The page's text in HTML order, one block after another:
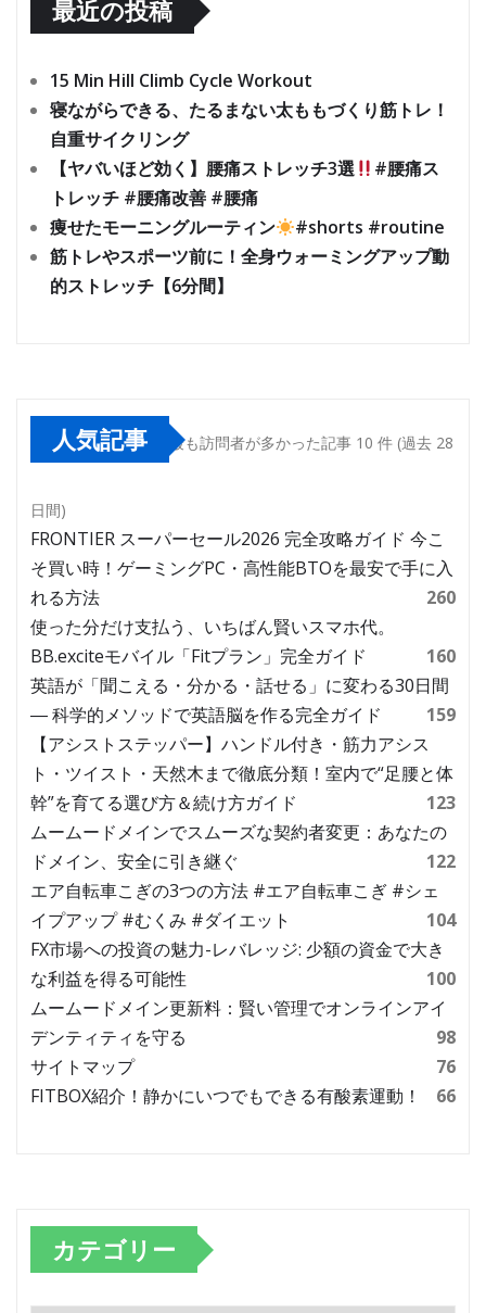
最近の投稿
15 Min Hill Climb Cycle Workout
寝ながらできる、たるまない太ももづくり筋トレ！
自重サイクリング
【ヤバいほど効く】腰痛ストレッチ3選
#腰痛ス
トレッチ #腰痛改善 #腰痛
痩せたモーニングルーティン
#shorts #routine
筋トレやスポーツ前に！全身ウォーミングアップ動
的ストレッチ【6分間】
人気記事 最も訪問者が多かった記事 10 件 (過去 28
日間)
FRONTIER スーパーセール2026 完全攻略ガイド 今こ
そ買い時！ゲーミングPC・高性能BTOを最安で手に入
れる方法
260
使った分だけ支払う、いちばん賢いスマホ代。
BB.exciteモバイル「Fitプラン」完全ガイド
160
英語が「聞こえる・分かる・話せる」に変わる30日間
― 科学的メソッドで英語脳を作る完全ガイド
159
【アシストステッパー】ハンドル付き・筋力アシス
ト・ツイスト・天然木まで徹底分類！室内で“足腰と体
幹”を育てる選び方＆続け方ガイド
123
ムームードメインでスムーズな契約者変更：あなたの
ドメイン、安全に引き継ぐ
122
エア自転車こぎの3つの方法 #エア自転車こぎ #シェ
イプアップ #むくみ #ダイエット
104
FX市場への投資の魅力-レバレッジ: 少額の資金で大き
な利益を得る可能性
100
ムームードメイン更新料：賢い管理でオンラインアイ
デンティティを守る
98
サイトマップ
76
FITBOX紹介！静かにいつでもできる有酸素運動！
66
カテゴリー